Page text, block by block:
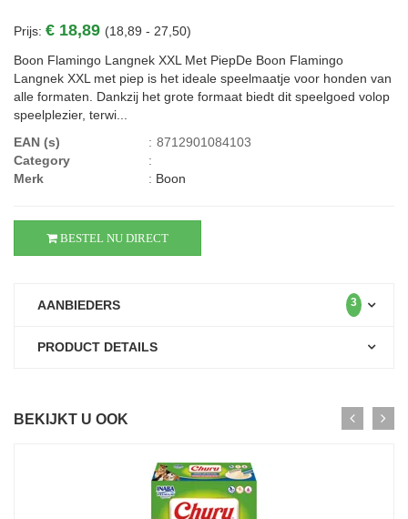
Prijs: € 18,89 (18,89 - 27,50)
Boon Flamingo Langnek XXL Met PiepDe Boon Flamingo
Langnek XXL met piep is het ideale speelmaatje voor honden van
alle formaten. Dankzij het grote formaat biedt dit speelgoed volop
speelplezier, terwi...
EAN (s)
: 8712901084103
Category
:
Merk
: Boon
BESTEL NU DIRECT
AANBIEDERS 3
PRODUCT DETAILS
BEKIJKT U OOK